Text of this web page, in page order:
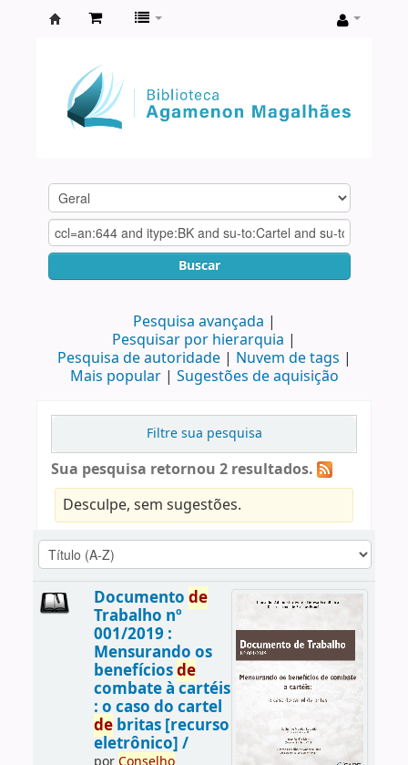
Agamenon
Magalhães
Buscar
Pesquisa avançada
Pesquisar por hierarquia
Pesquisa de autoridade
Nuvem de tags
Mais popular
Sugestões de aquisição
Filtre sua pesquisa
Sua pesquisa retornou 2 resultados.
Desculpe, sem sugestões.
Documento de
Trabalho nº
001/2019 :
Mensurando os
benefíciosde
combate à cartéis
: o caso do cartel
debritas [recurso
eletrônico] /